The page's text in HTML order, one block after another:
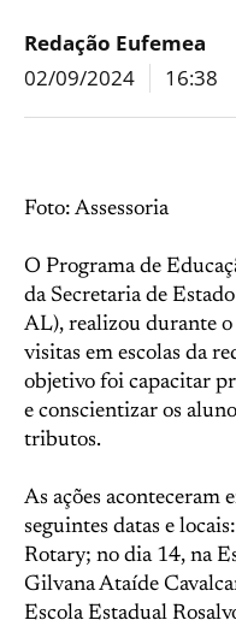
Redação Eufemea
02/09/2024
16:38
Foto: Assessoria
O Programa de
da Secretaria de
AL), realizou durante o
visitas em escolas da
objetivo foi capacitar
e conscientizar os
tributos.
As ações aconteceram
seguintes datas e
Rotary; no dia 14, na
Gilvana Ataíde
Escola Estadual